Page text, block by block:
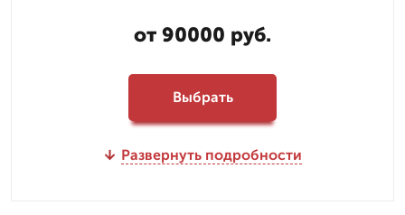
от 90000 руб.
Выбрать
Развернуть подробности